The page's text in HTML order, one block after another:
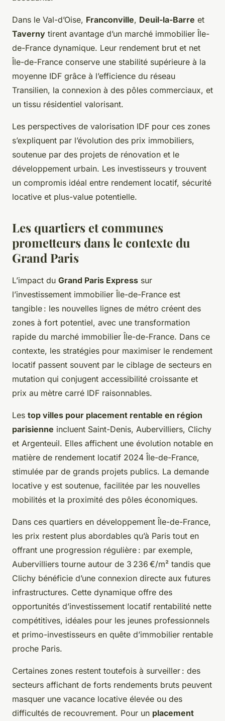
Dans le Val-d’Oise, Franconville, Deuil-la-Barre et
Taverny tirent avantage d’un marché immobilier Île-
de-France dynamique. Leur rendement brut et net
Île-de-France conserve une stabilité supérieure à la
moyenne IDF grâce à l’efficience du réseau
Transilien, la connexion à des pôles commerciaux, et
un tissu résidentiel valorisant.
Les perspectives de valorisation IDF pour ces zones
s’expliquent par l’évolution des prix immobiliers,
soutenue par des projets de rénovation et le
développement urbain. Les investisseurs y trouvent
un compromis idéal entre rendement locatif, sécurité
locative et plus-value potentielle.
Les quartiers et communes
prometteurs dans le contexte du
Grand Paris
L’impact du Grand Paris Express sur
l’investissement immobilier Île-de-France est
tangible : les nouvelles lignes de métro créent des
zones à fort potentiel, avec une transformation
rapide du marché immobilier Île-de-France. Dans ce
contexte, les stratégies pour maximiser le rendement
locatif passent souvent par le ciblage de secteurs en
mutation qui conjugent accessibilité croissante et
prix au mètre carré IDF raisonnables.
Les top villes pour placement rentable en région
parisienne incluent Saint-Denis, Aubervilliers, Clichy
et Argenteuil. Elles affichent une évolution notable en
matière de rendement locatif 2024 Île-de-France,
stimulée par de grands projets publics. La demande
locative y est soutenue, facilitée par les nouvelles
mobilités et la proximité des pôles économiques.
Dans ces quartiers en développement Île-de-France,
les prix restent plus abordables qu’à Paris tout en
offrant une progression régulière : par exemple,
Aubervilliers tourne autour de 3 236 €/m² tandis que
Clichy bénéficie d’une connexion directe aux futures
infrastructures. Cette dynamique offre des
opportunités d’investissement locatif rentabilité nette
compétitives, idéales pour les jeunes professionnels
et primo-investisseurs en quête d’immobilier rentable
proche Paris.
Certaines zones restent toutefois à surveiller : des
secteurs affichant de forts rendements bruts peuvent
masquer une vacance locative élevée ou des
difficultés de recouvrement. Pour un placement